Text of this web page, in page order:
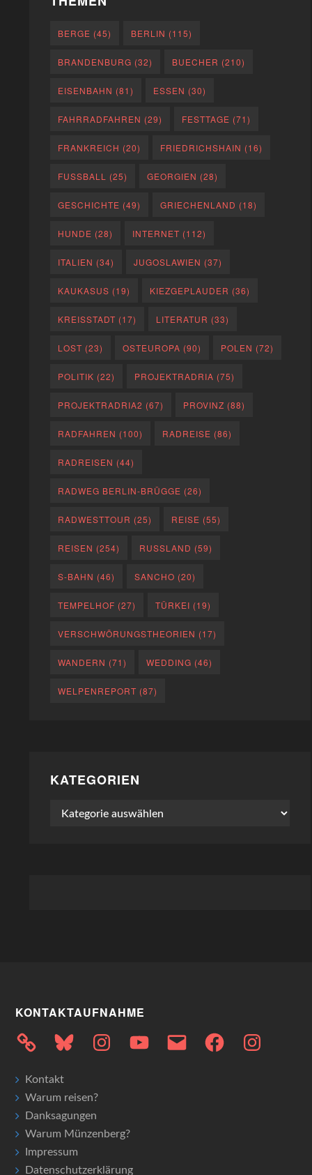
BERGE (45) BERLIN (115)
BRANDENBURG (32) BUECHER (210)
EISENBAHN (81) ESSEN (30)
FAHRRADFAHREN (29) FESTTAGE (71)
FRANKREICH (20) FRIEDRICHSHAIN (16)
FUSSBALL (25) GEORGIEN (28)
GESCHICHTE (49) GRIECHENLAND (18)
HUNDE (28) INTERNET (112)
ITALIEN (34) JUGOSLAWIEN (37)
KAUKASUS (19) KIEZGEPLAUDER (36)
KREISSTADT (17) LITERATUR (33)
LOST (23) OSTEUROPA (90) POLEN (72)
POLITIK (22) PROJEKTRADRIA (75)
PROJEKTRADRIA2 (67) PROVINZ (88)
RADFAHREN (100) RADREISE (86)
RADREISEN (44)
RADWEG BERLIN-BRÜGGE (26)
RADWESTTOUR (25) REISE (55)
REISEN (254) RUSSLAND (59)
S-BAHN (46) SANCHO (20)
TEMPELHOF (27) TÜRKEI (19)
VERSCHWÖRUNGSTHEORIEN (17)
WANDERN (71) WEDDING (46)
WELPENREPORT (87)
KATEGORIEN
Kategorien
KONTAKTAUFNAHME
Bluesky InstagramYouTubeE-
Mail
FacebookInstagram
Kontakt
Warum reisen?
Danksagungen
Warum Münzenberg?
Impressum
Datenschutzerklärung